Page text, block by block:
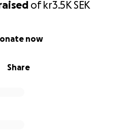
ofkr3.5KSEK
Share
now